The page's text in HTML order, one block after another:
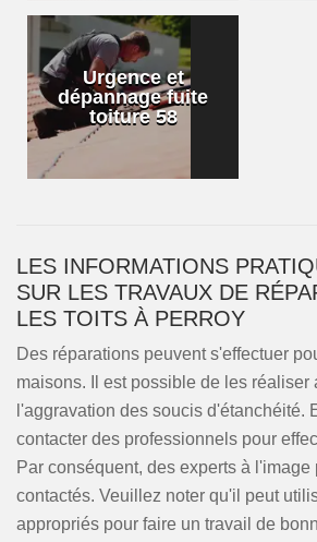
Urgence et
dépannage fuite
toiture 58
LES INFORMATIONS
SUR LES TRAVAUX DE
LES TOITS À PERROY
Des réparations peuvent s'effectuer
maisons. Il est possible de les réaliser
l'aggravation des soucis d'étanchéité.
contacter des professionnels pour
Par conséquent, des experts à l'image
contactés. Veuillez noter qu'il peut
appropriés pour faire un travail de